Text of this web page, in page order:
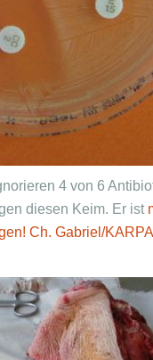
4 von 6
diesen Keim. Er ist
Ch. Gabriel/